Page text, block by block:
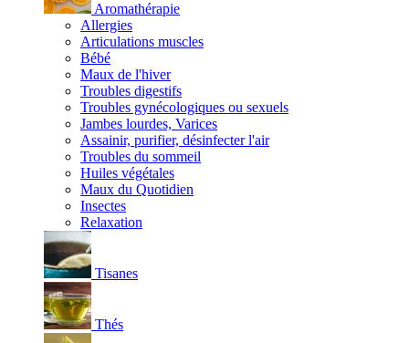
Aromathérapie
Allergies
Articulations muscles
Bébé
Maux de l'hiver
Troubles digestifs
Troubles gynécologiques ou sexuels
Jambes lourdes, Varices
Assainir, purifier, désinfecter l'air
Troubles du sommeil
Huiles végétales
Maux du Quotidien
Insectes
Relaxation
Tisanes
Thés